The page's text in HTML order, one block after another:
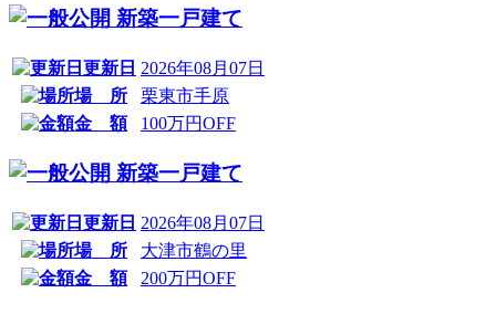
新築一戸建て
更新日 2026年08月07日
場 所
栗東市手原
金 額
100万円OFF
新築一戸建て
更新日 2026年08月07日
場 所
大津市鶴の里
金 額
200万円OFF